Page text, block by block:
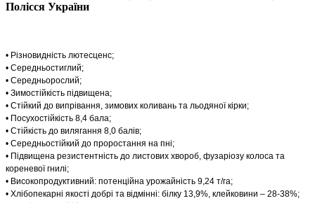
Полісся України
• Різновидність лютесценс;
• Середньостиглий;
• Середньорослий;
• Зимостійкість підвищена;
• Стійкий до випрівання, зимових коливань та льодяної кірки;
• Посухостійкість 8,4 бала;
• Стійкість до вилягання 8,0 балів;
• Середньостійкий до проростання на пні;
• Підвищена резистентність до листових хвороб, фузаріозу колоса та
кореневої гнилі;
• Високопродуктивний: потенційна урожайність 9,24 т/га;
• Хлібопекарні якості добрі та відмінні: білку 13,9%, клейковини – 28-38%;